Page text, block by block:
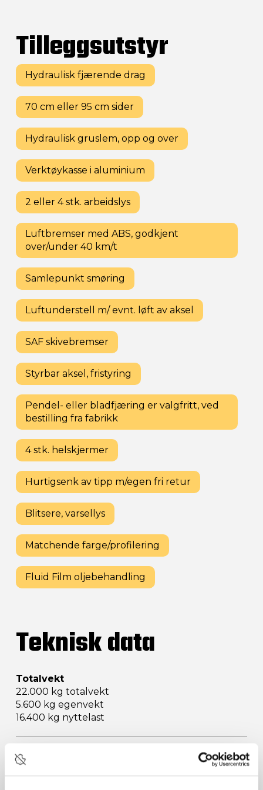
Tilleggsutstyr
Hydraulisk fjærende drag
70 cm eller 95 cm sider
Hydraulisk gruslem, opp og over
Verktøykasse i aluminium
2 eller 4 stk. arbeidslys
Luftbremser med ABS, godkjent
over/under 40 km/t
Samlepunkt smøring
Luftunderstell m/ evnt. løft av aksel
SAF skivebremser
Styrbar aksel, fristyring
Pendel- eller bladfjæring er valgfritt, ved
bestilling fra fabrikk
4 stk. helskjermer
Hurtigsenk av tipp m/egen fri retur
Blitsere, varsellys
Matchende farge/profilering
Fluid Film oljebehandling
Teknisk data
Totalvekt
22.000 kg totalvekt
5.600 kg egenvekt
16.400 kg nyttelast
Kassemål
450x238x80 cm